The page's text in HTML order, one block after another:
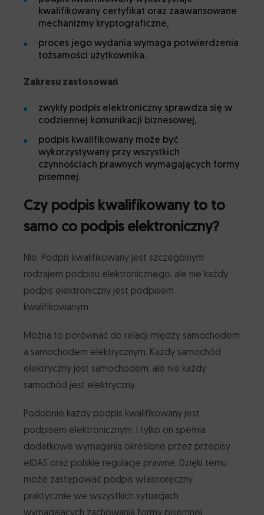
kwalifikowany certyfikat oraz zaawansowane
mechanizmy kryptograficzne,
proces jego wydania wymaga potwierdzenia
tożsamości użytkownika.
Zakresu zastosowań
zwykły podpis elektroniczny sprawdza się w
codziennej komunikacji biznesowej,
podpis kwalifikowany może być
wykorzystywany przy wszystkich
czynnościach prawnych wymagających formy
pisemnej.
Czy podpis kwalifikowany to to
samo co podpis elektroniczny?
Nie. Podpis kwalifikowany jest szczególnym
rodzajem podpisu elektronicznego, ale nie każdy
podpis elektroniczny jest podpisem
kwalifikowanym.
Można to porównać do relacji między samochodem
a samochodem elektrycznym. Każdy samochód
elektryczny jest samochodem, ale nie każdy
samochód jest elektryczny.
Podobnie każdy podpis kwalifikowany jest
podpisem elektronicznym. I tylko on spełnia
dodatkowe wymagania określone przez przepisy
eIDAS oraz polskie regulacje prawne. Dzięki temu
może zastępować podpis własnoręczny
praktycznie we wszystkich sytuacjach